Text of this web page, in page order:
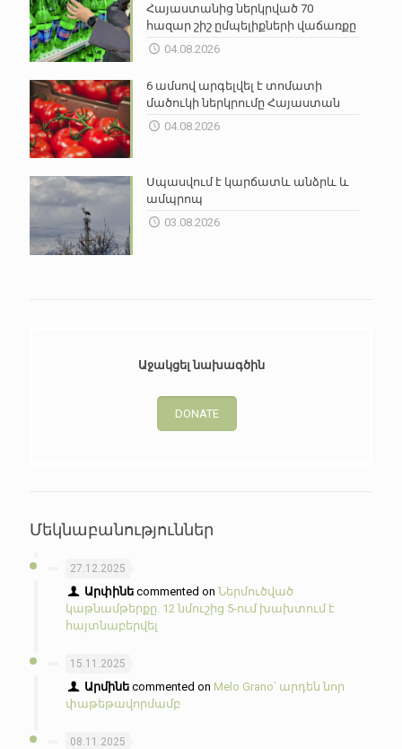
Հայաստանից ներկրված 70
հազար շիշ ըմպելիքների վաճառքը
04.08.2026
6 ամսով արգելվել է տոմատի
մածուկի ներկրումը Հայաստան
04.08.2026
Սպասվում է կարճատև անձրև և
ամպրոպ
03.08.2026
Աջակցել նախագծին
DONATE
Մեկնաբանություններ
27.12.2025
Արփինե commented onՆերմուծված
կաթնամթերքը. 12 նմուշից 5-ում խախտում է
հայտնաբերվել
15.11.2025
Արմինե commented on Melo Grano՝ արդեն նոր
փաթեթավորմամբ
08.11.2025